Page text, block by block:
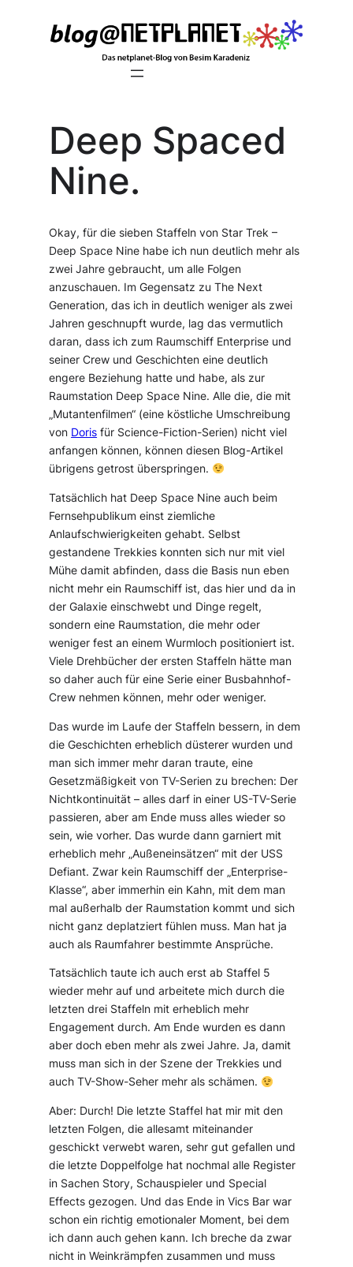
Deep Spaced
Nine.
Okay, für die sieben Staffeln von Star Trek –
Deep Space Nine habe ich nun deutlich mehr als
zwei Jahre gebraucht, um alle Folgen
anzuschauen. Im Gegensatz zu The Next
Generation, das ich in deutlich weniger als zwei
Jahren geschnupft wurde, lag das vermutlich
daran, dass ich zum Raumschiff Enterprise und
seiner Crew und Geschichten eine deutlich
engere Beziehung hatte und habe, als zur
Raumstation Deep Space Nine. Alle die, die mit
„Mutantenfilmen“ (eine köstliche Umschreibung
von Doris für Science-Fiction-Serien) nicht viel
anfangen können, können diesen Blog-Artikel
übrigens getrost überspringen.
Tatsächlich hat Deep Space Nine auch beim
Fernsehpublikum einst ziemliche
Anlaufschwierigkeiten gehabt. Selbst
gestandene Trekkies konnten sich nur mit viel
Mühe damit abfinden, dass die Basis nun eben
nicht mehr ein Raumschiff ist, das hier und da in
der Galaxie einschwebt und Dinge regelt,
sondern eine Raumstation, die mehr oder
weniger fest an einem Wurmloch positioniert ist.
Viele Drehbücher der ersten Staffeln hätte man
so daher auch für eine Serie einer Busbahnhof-
Crew nehmen können, mehr oder weniger.
Das wurde im Laufe der Staffeln bessern, in dem
die Geschichten erheblich düsterer wurden und
man sich immer mehr daran traute, eine
Gesetzmäßigkeit von TV-Serien zu brechen: Der
Nichtkontinuität – alles darf in einer US-TV-Serie
passieren, aber am Ende muss alles wieder so
sein, wie vorher. Das wurde dann garniert mit
erheblich mehr „Außeneinsätzen“ mit der USS
Defiant. Zwar kein Raumschiff der „Enterprise-
Klasse“, aber immerhin ein Kahn, mit dem man
mal außerhalb der Raumstation kommt und sich
nicht ganz deplatziert fühlen muss. Man hat ja
auch als Raumfahrer bestimmte Ansprüche.
Tatsächlich taute ich auch erst ab Staffel 5
wieder mehr auf und arbeitete mich durch die
letzten drei Staffeln mit erheblich mehr
Engagement durch. Am Ende wurden es dann
aber doch eben mehr als zwei Jahre. Ja, damit
muss man sich in der Szene der Trekkies und
auch TV-Show-Seher mehr als schämen.
Aber: Durch! Die letzte Staffel hat mir mit den
letzten Folgen, die allesamt miteinander
geschickt verwebt waren, sehr gut gefallen und
die letzte Doppelfolge hat nochmal alle Register
in Sachen Story, Schauspieler und Special
Effects gezogen. Und das Ende in Vics Bar war
schon ein richtig emotionaler Moment, bei dem
ich dann auch gehen kann. Ich breche da zwar
nicht in Weinkrämpfen zusammen und muss